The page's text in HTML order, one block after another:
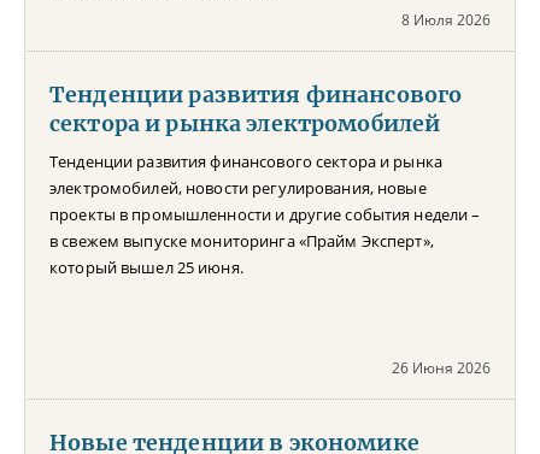
8 Июля 2026
Тенденции развития финансового
сектора и рынка электромобилей
Тенденции развития финансового сектора и рынка
электромобилей, новости регулирования, новые
проекты в промышленности и другие события недели –
в свежем выпуске мониторинга «Прайм Эксперт»,
который вышел 25 июня.
26 Июня 2026
Новые тенденции в экономике